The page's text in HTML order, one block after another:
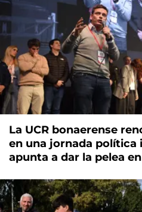
La UCR bonaerense
en una jornada política
apunta a dar la pelea